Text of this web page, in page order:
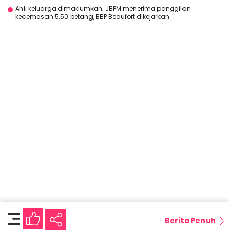
Ahli keluarga dimaklumkan; JBPM menerima panggilan
kecemasan 5.50 petang, BBP Beaufort dikejarkan.
Berita Penuh